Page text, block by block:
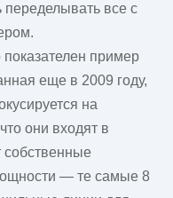
все с
пример
еще в 2009 году,
на
они входят в
собственные
— те самые 8